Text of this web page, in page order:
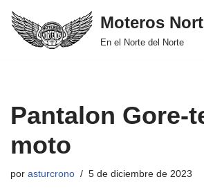
Saltar
Moteros
En el Norte del Norte
Pantalon Gore-
moto
por asturcrono 5 de diciembre de 2023